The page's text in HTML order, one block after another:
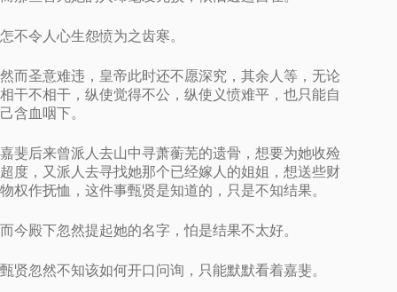
怎不令人心生怨愤为之齿寒。
然而圣意难违，皇帝此时还不愿深究，其余人等，无论
相干不相干，纵使觉得不公，纵使义愤难平，也只能自
己含血咽下。
嘉斐后来曾派人去山中寻萧蘅芜的遗骨，想要为她收殓
超度，又派人去寻找她那个已经嫁人的姐姐，想送些财
物权作抚恤，这件事甄贤是知道的，只是不知结果。
而今殿下忽然提起她的名字，怕是结果不太好。
甄贤忽然不知该如何开口问询，只能默默看着嘉斐。